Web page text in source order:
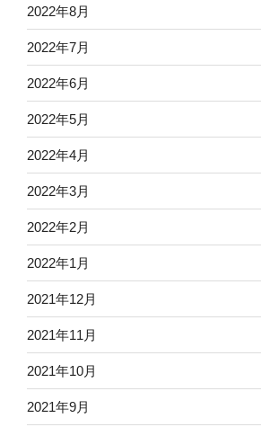
2022年8月
2022年7月
2022年6月
2022年5月
2022年4月
2022年3月
2022年2月
2022年1月
2021年12月
2021年11月
2021年10月
2021年9月